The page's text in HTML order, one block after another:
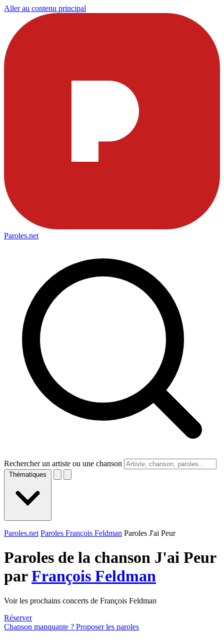
Aller au contenu principal
Paroles.net
Rechercher un artiste ou une chanson
Thématiques
Paroles.net Paroles François Feldman Paroles J'ai Peur
Paroles de la chanson J'ai Peur
parFrançois Feldman
Voir les prochains concerts de François Feldman
Réserver
Chanson manquante ? Proposer les paroles